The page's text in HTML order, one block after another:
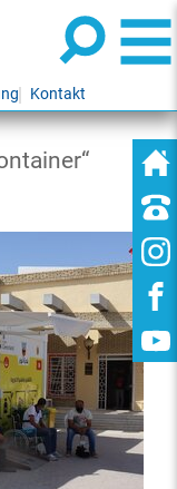
Kontakt